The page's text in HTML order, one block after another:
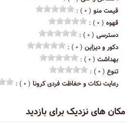
قیمت منو ( ۰ ) :
قهوه ( ۰ ) :
دسترسی ( ۰ ) :
دکور و دیزاین ( ۰ ) :
بهداشت ( ۰ ) :
تنوع ( ۰ ) :
رعایت نکات و حفاظت فردی کرونا ( ۰ ) :
مکان های نزدیک برای بازدید